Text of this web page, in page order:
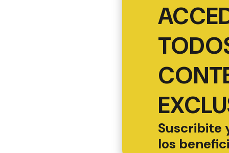
Suscribite
los